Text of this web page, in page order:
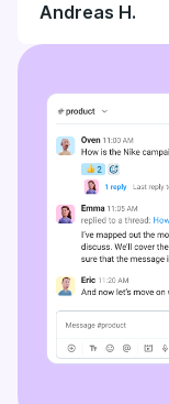
Andreas H.